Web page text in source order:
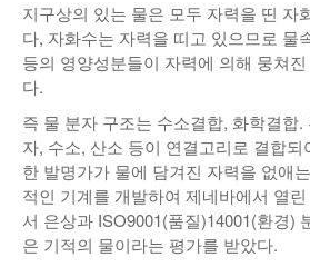
지구상의 있는 물은 모두 자력을 띤 자
다, 자화수는 자력을 띠고 있으므로 물
등의 영양성분들이 자력에 의해 뭉쳐
다.
즉 물 분자 구조는 수소결합, 화학결합
자, 수소, 산소 등이 연결고리로 결합
한 발명가가 물에 담겨진 자력을 없애
적인 기계를 개발하여 제네바에서 열
서 은상과 ISO9001(품질)14001(환경)
은 기적의 물이라는 평가를 받았다.